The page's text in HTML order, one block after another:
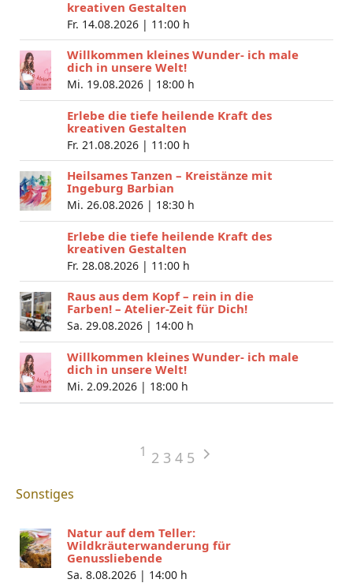
kreativen Gestalten
Fr. 14.08.2026 | 11:00 h
Willkommen kleines Wunder- ich male
dich in unsere Welt!
Mi. 19.08.2026 | 18:00 h
Erlebe die tiefe heilende Kraft des
kreativen Gestalten
Fr. 21.08.2026 | 11:00 h
Heilsames Tanzen – Kreistänze mit
Ingeburg Barbian
Mi. 26.08.2026 | 18:30 h
Erlebe die tiefe heilende Kraft des
kreativen Gestalten
Fr. 28.08.2026 | 11:00 h
Raus aus dem Kopf – rein in die
Farben! – Atelier-Zeit für Dich!
Sa. 29.08.2026 | 14:00 h
Willkommen kleines Wunder- ich male
dich in unsere Welt!
Mi. 2.09.2026 | 18:00 h
1 2 3 4 5
Sonstiges
Natur auf dem Teller:
Wildkräuterwanderung für
Genussliebende
Sa. 8.08.2026 | 14:00 h